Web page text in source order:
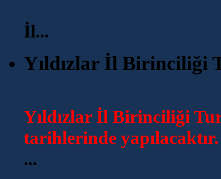
İl...
Yıldızlar İl Birinciliği
Yıldızlar İl Birinciliği
tarihlerinde yapılacaktır.
...